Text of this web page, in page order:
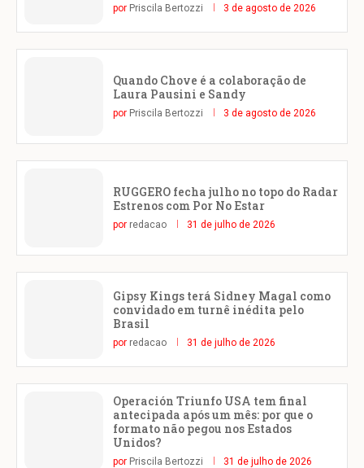
por Priscila Bertozzi 3 de agosto de 2026
Quando Chove é a colaboração de
Laura Pausini e Sandy
por Priscila Bertozzi 3 de agosto de 2026
RUGGERO fecha julho no topo do Radar
Estrenos com Por No Estar
por redacao 31 de julho de 2026
Gipsy Kings terá Sidney Magal como
convidado em turnê inédita pelo
Brasil
por redacao 31 de julho de 2026
Operación Triunfo USA tem final
antecipada após um mês: por que o
formato não pegou nos Estados
Unidos?
por Priscila Bertozzi 31 de julho de 2026